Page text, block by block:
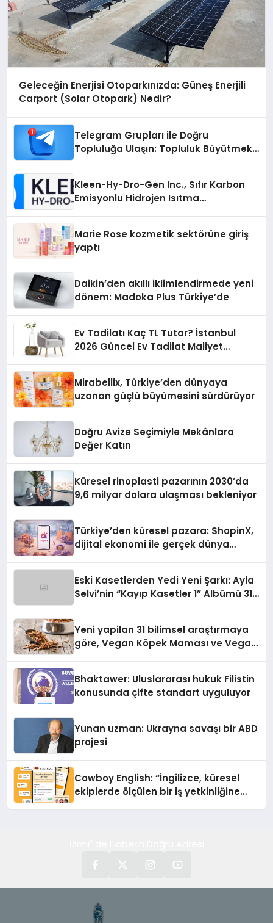
Geleceğin Enerjisi Otoparkınızda: Güneş Enerjili
Carport (Solar Otopark) Nedir?
Telegram Grupları ile Doğru
Topluluğa Ulaşın: Topluluk Büyütmek
Kleen-Hy-Dro-Gen Inc., Sıfır Karbon
Emisyonlu Hidrojen Isıtma
Marie Rose kozmetik sektörüne giriş
yaptı
Daikin’den akıllı iklimlendirmede yeni
dönem: Madoka Plus Türkiye’de
Ev Tadilatı Kaç TL Tutar? İstanbul
2026 Güncel Ev Tadilat Maliyet
Mirabellix, Türkiye’den dünyaya
uzanan güçlü büyümesini sürdürüyor
Doğru Avize Seçimiyle Mekânlara
Değer Katın
Küresel rinoplasti pazarının 2030’da
9,6 milyar dolara ulaşması bekleniyor
Türkiye’den küresel pazara: ShopinX,
dijital ekonomi ile gerçek dünya
Eski Kasetlerden Yedi Yeni Şarkı: Ayla
Selvi’nin “Kayıp Kasetler 1” Albümü 31
Yeni yapilan 31 bilimsel araştırmaya
göre, Vegan Köpek Maması ve Vegan
Bhaktawer: Uluslararası hukuk Filistin
konusunda çifte standart uyguluyor
Yunan uzman: Ukrayna savaşı bir ABD
projesi
Cowboy English: “İngilizce, küresel
ekiplerde ölçülen bir iş yetkinliğine